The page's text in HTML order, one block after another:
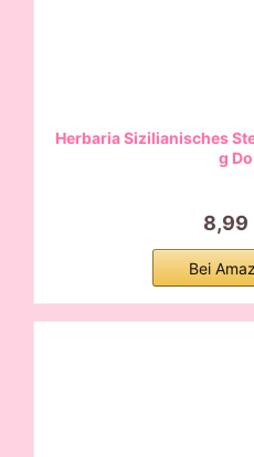
Herbaria Sizilianisches
g
8,99
Bei